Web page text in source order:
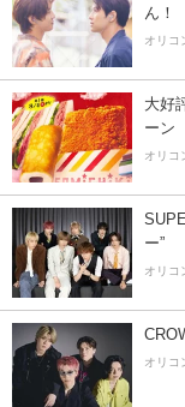
ん！
オリコ
大好
ーン
オリコ
ー”
オリコ
オリコ